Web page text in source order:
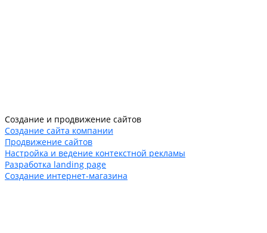
Создание и продвижение сайтов
Создание сайта компании
Продвижение сайтов
Настройка и ведение контекстной рекламы
Разработка landing page
Создание интернет-магазина